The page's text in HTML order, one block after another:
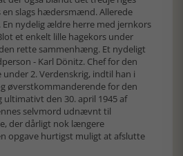
slags hædersmænd. Allerede
En nydelig ældre herre med jernkors
et enkelt lille hagekors under
rette sammenhæng. Et nydeligt
- Karl Dönitz. Chef for den
2. Verdenskrig, indtil han i
øverstkommanderende for den
ultimativt den 30. april 1945 af
selvmord udnævnt til
der dårligt nok længere
opgave hurtigst muligt at afslutte